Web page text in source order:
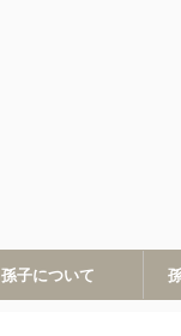
孫子について